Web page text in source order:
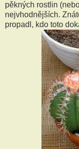
pěkných rostlin
nejvhodnějších.
propadl, kdo toto